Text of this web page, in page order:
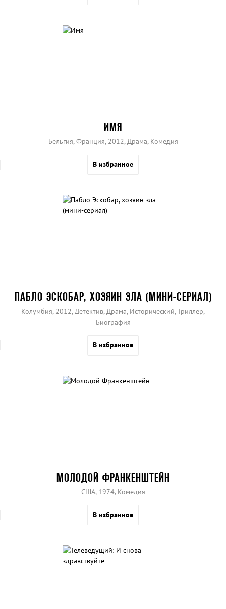
ИМЯ
Бельгия, Франция, 2012, Драма, Комедия
В избранное
ПАБЛО ЭСКОБАР, ХОЗЯИН ЗЛА (МИНИ-СЕРИАЛ)
Колумбия, 2012, Детектив, Драма, Исторический, Триллер,
Биография
В избранное
МОЛОДОЙ ФРАНКЕНШТЕЙН
США, 1974, Комедия
В избранное